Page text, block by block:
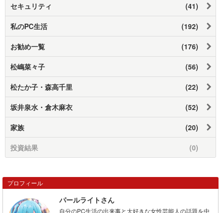
セキュリティ (41)
私のPC生活 (192)
お勧め一覧 (176)
松嶋菜々子 (56)
松たか子・森高千里 (22)
坂井泉水・倉木麻衣 (52)
家族 (20)
投資結果 (0)
プロフィール
パールライトさん
自分のPC生活の出来事と大好きな女性芸能人の話題を中